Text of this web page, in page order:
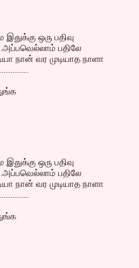
ஒரு பதிவு
பதிலே
நான் வர முடியாத நாளா
ஒரு பதிவு
பதிலே
நான் வர முடியாத நாளா